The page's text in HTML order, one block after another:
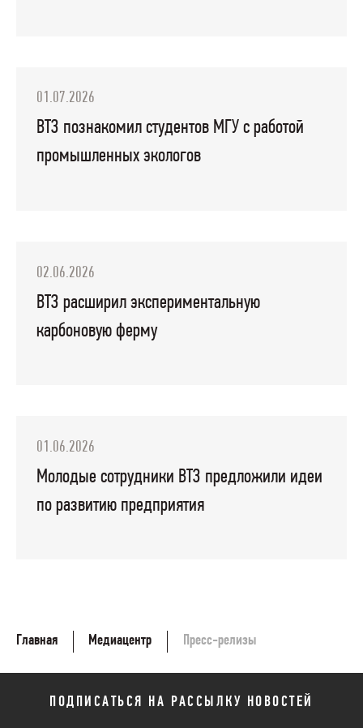
01.07.2026
ВТЗ познакомил студентов МГУ с работой
промышленных экологов
02.06.2026
ВТЗ расширил экспериментальную
карбоновую ферму
01.06.2026
Молодые сотрудники ВТЗ предложили идеи
по развитию предприятия
Главная Медиацентр Пресс-релизы
ПОДПИСАТЬСЯ НА РАССЫЛКУ НОВОСТЕЙ